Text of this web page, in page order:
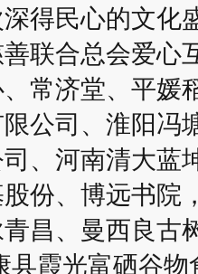
得民心的文化
联合总会爱心
常济堂、平媛
公司、淮阳冯
、河南清大蓝
份、博远书院
昌、曼西良古
县霞光富硒谷